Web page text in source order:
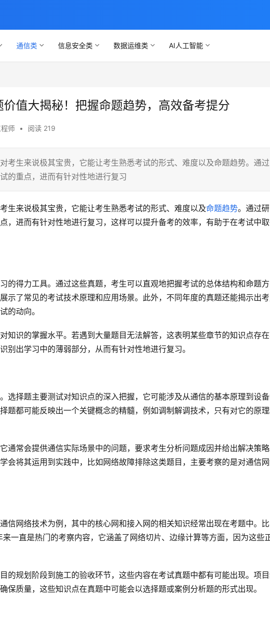
通信类 信息安全类 数据运维类 AI人工智能
值大揭秘！把握命题趋势，高效备考提分
师 • 阅读 219
考生来说极其宝贵，它能让考生熟悉考试的形式、难度以及命题趋势。通过
的重点，进而有针对性地进行复习
生来说极其宝贵，它能让考生熟悉考试的形式、难度以及命题趋势。通过
，进而有针对性地进行复习，这样可以提升备考的效率，有助于在考试中
的得力工具。通过这些真题，考生可以直观地把握考试的总体结构和命题方
示了常见的考试技术原理和应用场景。此外，不同年度的真题还能揭示出
的动向。
知识的掌握水平。若遇到大量题目无法解答，这表明某些章节的知识点存
别出学习中的薄弱部分，从而有针对性地进行复习。
选择题主要测试对知识点的深入把握，它可能涉及从通信的基本原理到设
题都可能反映出一个关键概念的精髓，例如调制解调技术，只有对它的原
通常会提供通信实际场景中的问题，要求考生分析问题成因并给出解决策略
会将其运用到实践中，比如网络故障排除这类题目，主要考察的是对通信
信网络技术为例，其中的核心网和接入网的相关知识经常出现在考题中。比
一直是热门的考察内容，它涵盖了网络切片、边缘计算等方面，因为这些
的规划阶段到施工的验收环节，这些内容在考试真题中都有可能出现。项
保质量，这些知识点在真题中可能会以选择题或案例分析题的形式出现。